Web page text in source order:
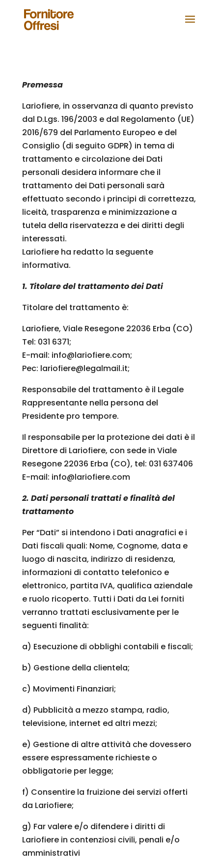
Premessa
Lariofiere, in osservanza di quanto previsto
dal D.Lgs. 196/2003 e dal Regolamento (UE)
2016/679 del Parlamento Europeo e del
Consiglio (di seguito GDPR) in tema di
trattamento e circolazione dei Dati
personali desidera informare che il
trattamento dei Dati personali sarà
effettuato secondo i principi di correttezza,
liceità, trasparenza e minimizzazione a
tutela della riservatezza e dei diritti degli
interessati.
Lariofiere ha redatto la seguente
informativa.
1. Titolare del trattamento dei Dati
Titolare del trattamento è:
Lariofiere, Viale Resegone 22036 Erba (CO)
Tel: 031 6371;
E-mail: info@lariofiere.com;
Pec: lariofiere@legalmail.it;
Responsabile del trattamento è il Legale
Rappresentante nella persona del
Presidente pro tempore.
Il responsabile per la protezione dei dati è il
Direttore di Lariofiere, con sede in Viale
Resegone 22036 Erba (CO), tel: 031 637406
E-mail: info@lariofiere.com
2. Dati personali trattati e finalità del
trattamento
Per “Dati” si intendono i Dati anagrafici e i
Dati fiscali quali: Nome, Cognome, data e
luogo di nascita, indirizzo di residenza,
informazioni di contatto telefonico e
elettronico, partita IVA, qualifica aziendale
e ruolo ricoperto. Tutti i Dati da Lei forniti
verranno trattati esclusivamente per le
seguenti finalità:
a) Esecuzione di obblighi contabili e fiscali;
b) Gestione della clientela;
c) Movimenti Finanziari;
d) Pubblicità a mezzo stampa, radio,
televisione, internet ed altri mezzi;
e) Gestione di altre attività che dovessero
essere espressamente richieste o
obbligatorie per legge;
f) Consentire la fruizione dei servizi offerti
da Lariofiere;
g) Far valere e/o difendere i diritti di
Lariofiere in contenziosi civili, penali e/o
amministrativi